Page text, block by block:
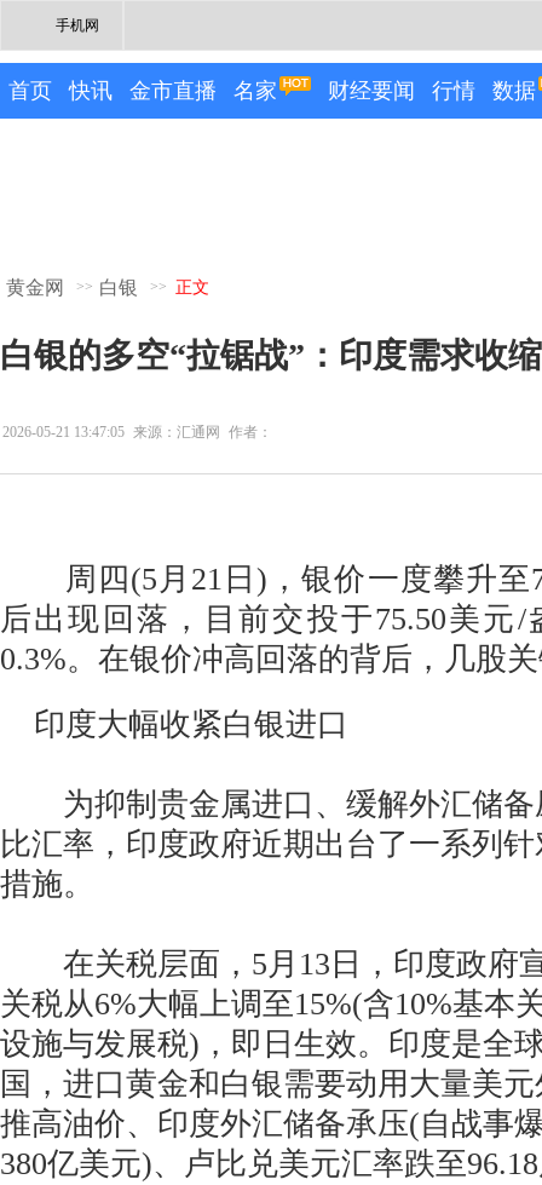
手机网
首页 快讯 金市直播 名家 财经要闻 行情 数据
黄金网 >> 白银 >> 正文
白银的多空“拉锯战”：印度需求收
2026-05-21 13:47:05 来源：汇通网 作者：
周四(5月21日)，银价一度攀升至
后出现回落，目前交投于75.50美元
0.3%。在银价冲高回落的背后，几股
印度大幅收紧白银进口
为抑制贵金属进口、缓解外汇储备
比汇率，印度政府近期出台了一系列
措施。
在关税层面，5月13日，印度政府
关税从6%大幅上调至15%(含10%基本
设施与发展税)，即日生效。印度是全
国，进口黄金和白银需要动用大量美
推高油价、印度外汇储备承压(自战事
380亿美元)、卢比兑美元汇率跌至